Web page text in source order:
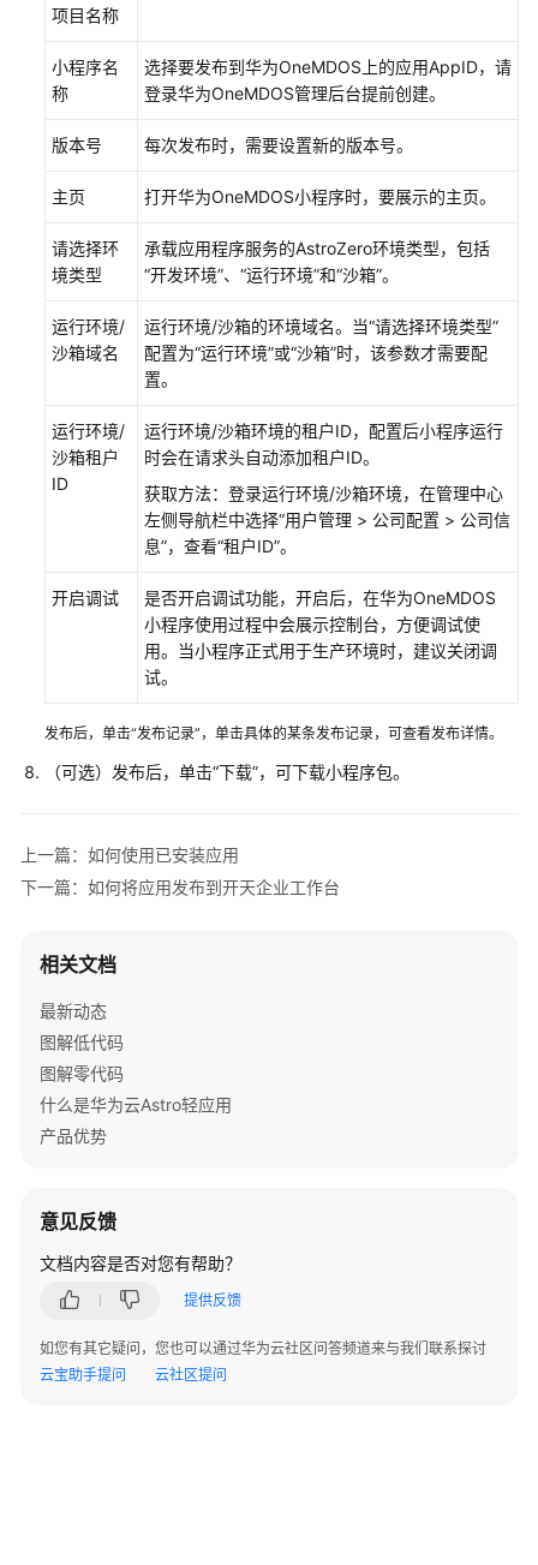
用
使
用
添
华
云
Astro
应
用
者
用
华
应
创
用
华
为
云
Astro
轻
应
用
应
用
后
端
使
用
项目名称
小程序名
称
选择要发布到华为OneMDOS上的应用AppID，请
登录华为OneMDOS管理后台提前创建。
版本号 每次发布时，需要设置新的版本号。
主页 打开华为OneMDOS小程序时，要展示的主页。
请选择环
境类型
承载应用程序服务的AstroZero环境类型，包括
“开发环境”、“运行环境”和“沙箱”。
运行环境/
沙箱域名
运行环境/沙箱的环境域名。当“请选择环境类型”
配置为“运行环境”或“沙箱”时，该参数才需要配
置。
运行环境/
沙箱租户
ID
运行环境/沙箱环境的租户ID，配置后小程序运行
时会在请求头自动添加租户ID。
获取方法：登录运行环境/沙箱环境，在管理中心
左侧导航栏中选择“用户管理 > 公司配置 > 公司信
息”，查看“租户ID”。
开启调试
是否开启调试功能，开启后，在华为OneMDOS
小程序使用过程中会展示控制台，方便调试使
用。当小程序正式用于生产环境时，建议关闭调
试。
发布后，单击“发布记录”，单击具体的某条发布记录，可查看发布详情。
（可选）发布后，单击“下载”，可下载小程序包。
上一篇：如何使用已安装应用
下一篇：如何将应用发布到开天企业工作台
相关文档
最新动态
图解低代码
图解零代码
什么是华为云Astro轻应用
产品优势
意见反馈
文档内容是否对您有帮助？
提供反馈
如您有其它疑问，您也可以通过华为云社区问答频道来与我们联系探讨
云宝助手提问
云社区提问